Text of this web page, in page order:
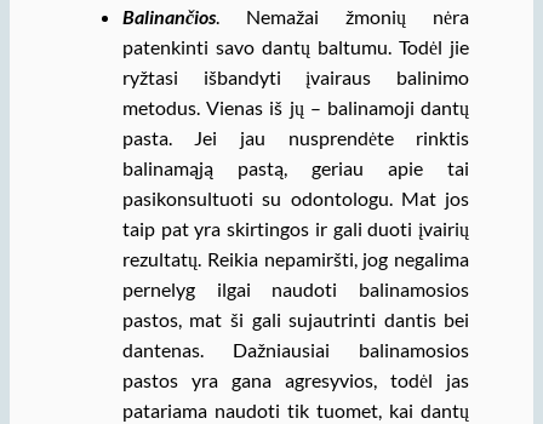
Balinančios. Nemažai žmonių nėra
patenkinti savo dantų baltumu. Todėl jie
ryžtasi išbandyti įvairaus balinimo
metodus. Vienas iš jų – balinamoji dantų
pasta. Jei jau nusprendėte rinktis
balinamąją pastą, geriau apie tai
pasikonsultuoti su odontologu. Mat jos
taip pat yra skirtingos ir gali duoti įvairių
rezultatų. Reikia nepamiršti, jog negalima
pernelyg ilgai naudoti balinamosios
pastos, mat ši gali sujautrinti dantis bei
dantenas. Dažniausiai balinamosios
pastos yra gana agresyvios, todėl jas
patariama naudoti tik tuomet, kai dantų